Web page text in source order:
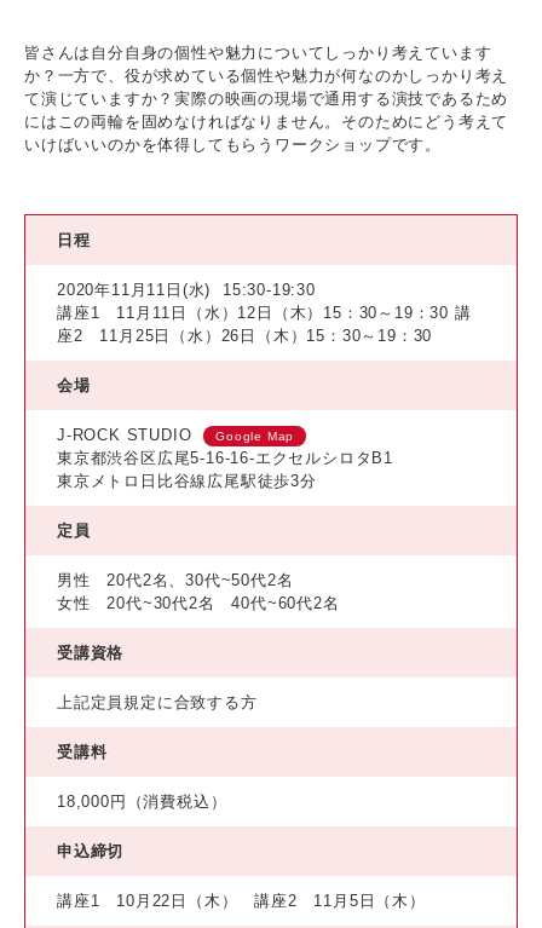
皆さんは自分自身の個性や魅力についてしっかり考えています
か？一方で、役が求めている個性や魅力が何なのかしっかり考え
て演じていますか？実際の映画の現場で通用する演技であるため
にはこの両輪を固めなければなりません。そのためにどう考えて
いけばいいのかを体得してもらうワークショップです。
日程
2020年11月11日(水)
15:30-19:30
講座1 11月11日（水）12日（木）15：30～19：30 講
座2 11月25日（水）26日（木）15：30～19：30
会場
J-ROCK STUDIO Google Map
東京都渋谷区広尾5-16-16-エクセルシロタB1
東京メトロ日比谷線広尾駅徒歩3分
定員
男性 20代2名、30代~50代2名
女性 20代~30代2名 40代~60代2名
受講資格
上記定員規定に合致する方
受講料
18,000円（消費税込）
申込締切
講座1 10月22日（木） 講座2 11月5日（木）